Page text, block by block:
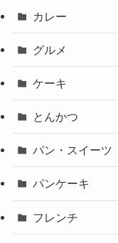
カレー
グルメ
ケーキ
とんかつ
パン・スイーツ
パンケーキ
フレンチ